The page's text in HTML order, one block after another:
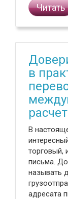
Читать
в
В
торговый,
письма.
называть
адресата